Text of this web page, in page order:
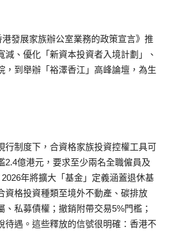
發展家族辦公室業務的政策宣言》推
減、優化「新資本投資者入境計劃」、
，到舉辦「裕澤香江」高峰論壇，為生
行制度下，合資格家族投資控權工具可
2.4億港元，要求至少兩名全職僱員及
年將擴大「基金」定義涵蓋退休基
資格投資種類至境外不動產、碳排放
、私募債權；撤銷附帶交易5%門檻；
待遇。這些釋放的信號很明確：香港不